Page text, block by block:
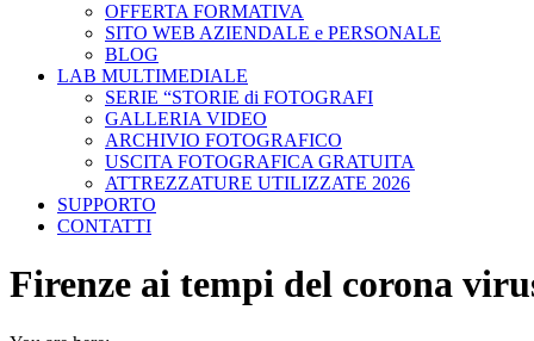
OFFERTA FORMATIVA
SITO WEB AZIENDALE e PERSONALE
BLOG
LAB MULTIMEDIALE
SERIE “STORIE di FOTOGRAFI
GALLERIA VIDEO
ARCHIVIO FOTOGRAFICO
USCITA FOTOGRAFICA GRATUITA
ATTREZZATURE UTILIZZATE 2026
SUPPORTO
CONTATTI
Firenze ai tempi del corona